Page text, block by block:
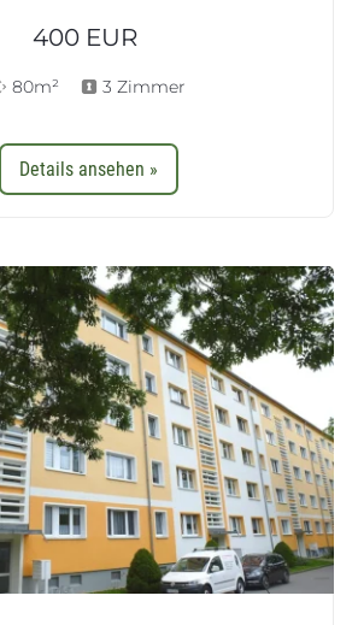
400 EUR
80m² 3 Zimmer
Details ansehen »